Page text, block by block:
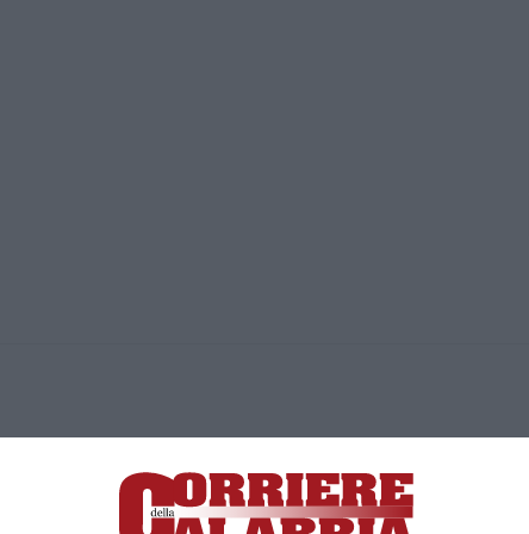
Lamezia Terme (CZ)
responsabile Paola Militano |Privacy